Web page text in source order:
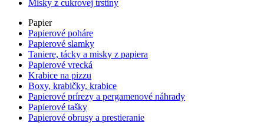
Misky z cukrovej trstiny
Papier
Papierové poháre
Papierové slamky
Taniere, tácky a misky z papiera
Papierové vrecká
Krabice na pizzu
Boxy, krabičky, krabice
Papierové prírezy a pergamenové náhrady
Papierové tašky
Papierové obrusy a prestieranie